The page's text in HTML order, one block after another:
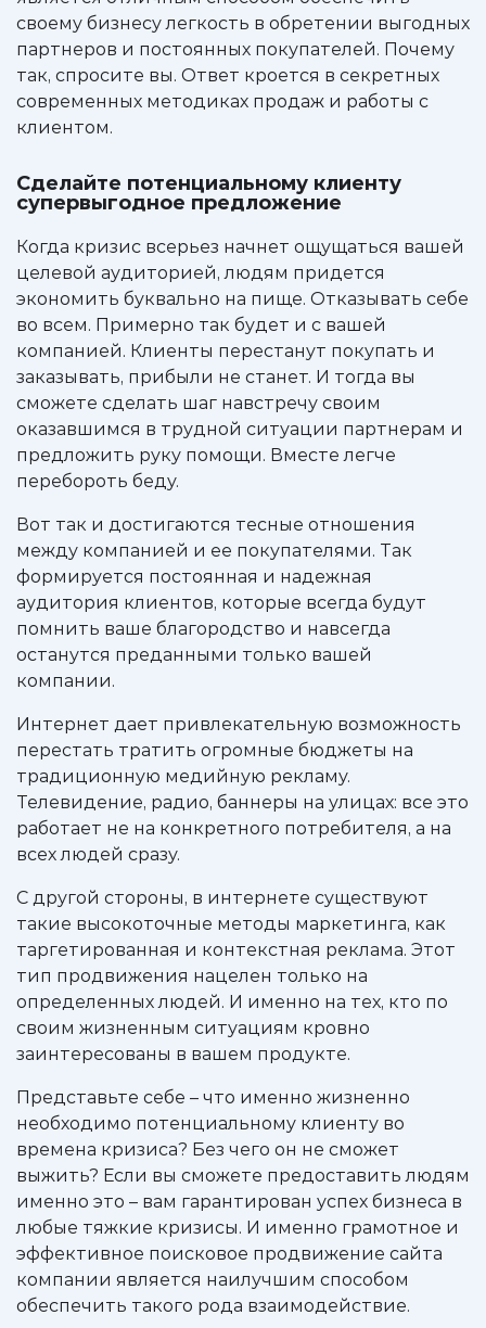
своему бизнесу легкость в обретении выгодных
партнеров и постоянных покупателей. Почему
так, спросите вы. Ответ кроется в секретных
современных методиках продаж и работы с
клиентом.
Сделайте потенциальному клиенту
супервыгодное предложение
Когда кризис всерьез начнет ощущаться вашей
целевой аудиторией, людям придется
экономить буквально на пище. Отказывать себе
во всем. Примерно так будет и с вашей
компанией. Клиенты перестанут покупать и
заказывать, прибыли не станет. И тогда вы
сможете сделать шаг навстречу своим
оказавшимся в трудной ситуации партнерам и
предложить руку помощи. Вместе легче
перебороть беду.
Вот так и достигаются тесные отношения
между компанией и ее покупателями. Так
формируется постоянная и надежная
аудитория клиентов, которые всегда будут
помнить ваше благородство и навсегда
останутся преданными только вашей
компании.
Интернет дает привлекательную возможность
перестать тратить огромные бюджеты на
традиционную медийную рекламу.
Телевидение, радио, баннеры на улицах: все это
работает не на конкретного потребителя, а на
всех людей сразу.
С другой стороны, в интернете существуют
такие высокоточные методы маркетинга, как
таргетированная и контекстная реклама. Этот
тип продвижения нацелен только на
определенных людей. И именно на тех, кто по
своим жизненным ситуациям кровно
заинтересованы в вашем продукте.
Представьте себе – что именно жизненно
необходимо потенциальному клиенту во
времена кризиса? Без чего он не сможет
выжить? Если вы сможете предоставить людям
именно это – вам гарантирован успех бизнеса в
любые тяжкие кризисы. И именно грамотное и
эффективное поисковое продвижение сайта
компании является наилучшим способом
обеспечить такого рода взаимодействие.